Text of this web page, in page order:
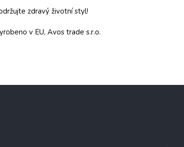
zdravý životní styl!
v EU, Avos trade s.r.o.